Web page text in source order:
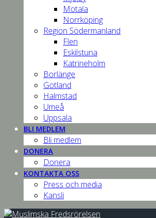
Motala
Norrköping
Region Södermanland
Flen
Eskilstuna
Katrineholm
Borlänge
Gotland
Halmstad
Umeå
Uppsala
BLI MEDLEM
Bli medlem
DONERA
Donera
KONTAKTA OSS
Press och media
Kansli